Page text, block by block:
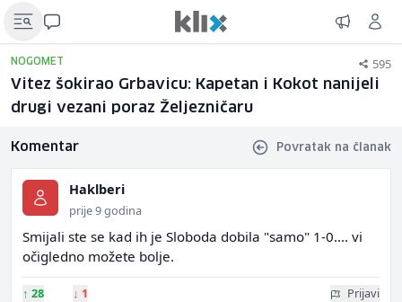
NOGOMET 595
Vitez šokirao Grbavicu: Kapetan i Kokot nanijeli
drugi vezani poraz Željezničaru
Komentar Povratak na članak
Haklberi
prije 9 godina
Smijali ste se kad ih je Sloboda dobila "samo" 1-0.... vi
očigledno možete bolje.
↑ 28 ↓ 1 Prijavi